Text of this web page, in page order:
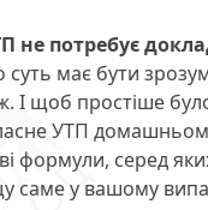
не потребує
суть має бути
І щоб простіше
УТП
формули, серед
саме у вашому